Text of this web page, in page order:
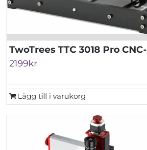
TwoTrees TTC 3018 Pro
2199kr
Lägg till i varukorg